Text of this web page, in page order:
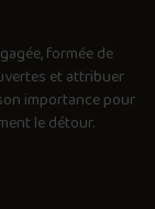
formée de
et attribuer
importance pour
le détour.